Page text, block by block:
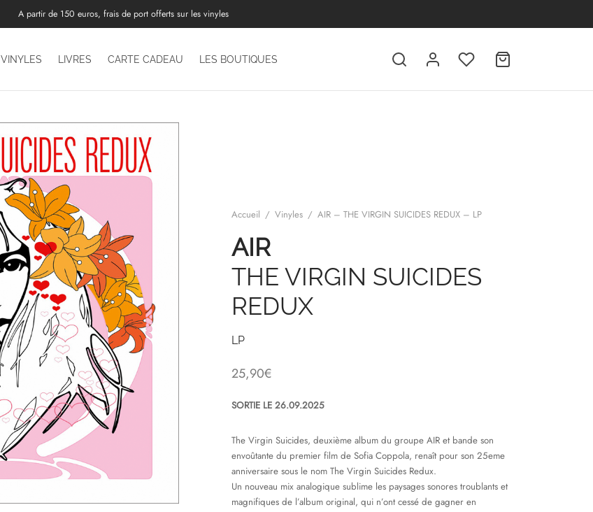
A partir de 150 euros, frais de port offerts sur les vinyles
VINYLES LIVRES CARTE CADEAU LES BOUTIQUES
Accueil / Vinyles / AIR – THE VIRGIN SUICIDES REDUX – LP
AIR
THE VIRGIN SUICIDES
REDUX
LP
25,90€
SORTIE LE 26.09.2025
The Virgin Suicides, deuxième album du groupe AIR et bande son
envoûtante du premier film de Sofia Coppola, renaît pour son 25eme
anniversaire sous le nom The Virgin Suicides Redux.
Un nouveau mix analogique sublime les paysages sonores troublants et
magnifiques de l’album original, qui n’ont cessé de gagner en